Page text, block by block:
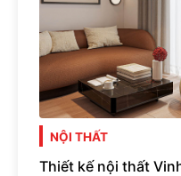
NỘI THẤT
Thiết kế nội thất